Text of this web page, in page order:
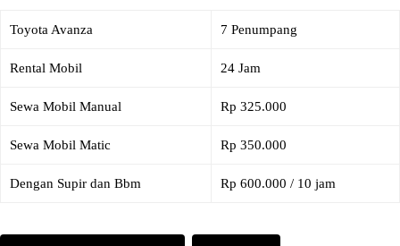
Toyota Avanza 7 Penumpang
Rental Mobil 24 Jam
Sewa Mobil Manual Rp 325.000
Sewa Mobil Matic Rp 350.000
Dengan Supir dan Bbm Rp 600.000 / 10 jam